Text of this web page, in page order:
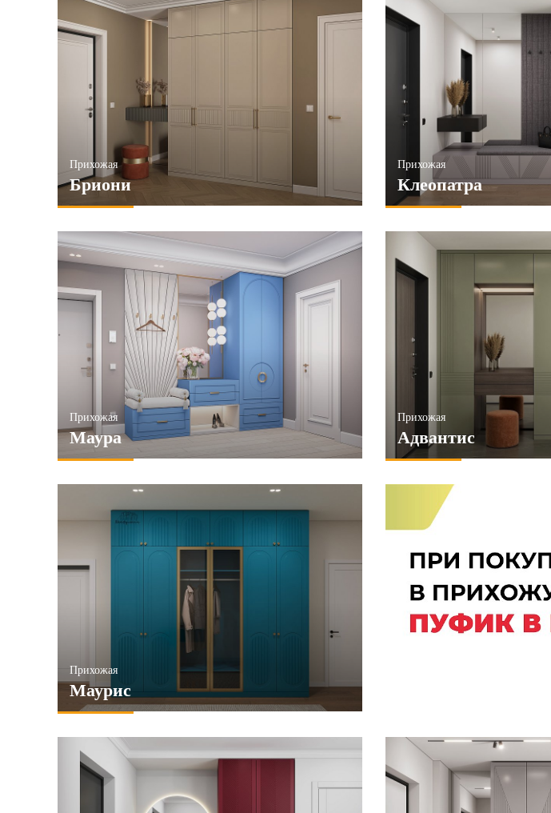
Прихожая
Бриони
Прихожая
Клеопатра
Прихожая
Маура
Прихожая
Адвантис
Прихожая
Маурис